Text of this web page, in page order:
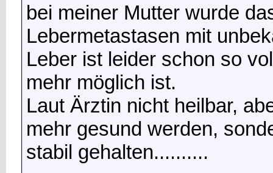
bei meiner Mutter wurde
Lebermetastasen mit
Leber ist leider schon so
mehr möglich ist.
Laut Ärztin nicht heilbar,
mehr gesund werden,
stabil gehalten..........